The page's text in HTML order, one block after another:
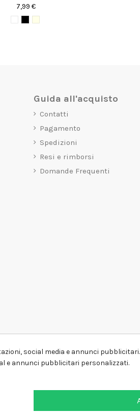
7,99 €
Guida all'acquisto
Contatti
Pagamento
Spedizioni
Resi e rimborsi
Domande Frequenti
social media e annunci
e annunci pubblicitari personalizzati.